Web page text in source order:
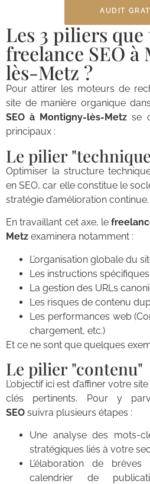
AUDIT
Les 3 piliers
freelance SEO
lès-Metz ?
Pour attirer les moteurs de
site de manière organique
SEO à Montigny-lès-Metz se
principaux :
Le pilier
Optimiser la structure
en SEO, car elle constitue le
stratégie d’amélioration continue.
En travaillant cet axe, le
Metz examinera notamment :
L’organisation globale du
Les instructions
La gestion des URLs
Les risques de contenu
Les performances web
chargement, etc.)
Et ce ne sont que quelques
Le pilier "contenu"
L’objectif ici est d’affiner votre
clés pertinents. Pour y
SEO suivra plusieurs étapes :
Une analyse des mots-
stratégiques liés à votre
L’élaboration de
calendrier de